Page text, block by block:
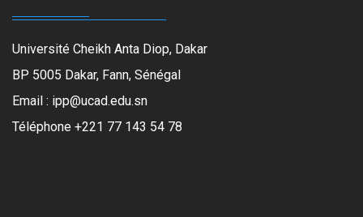
Université Cheikh Anta Diop, Dakar
BP 5005 Dakar, Fann, Sénégal
Email : ipp@ucad.edu.sn
Téléphone +221 77 143 54 78